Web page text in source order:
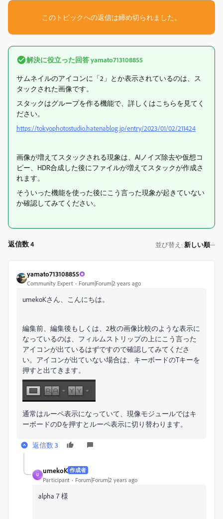
このトピックへの返信は締め切られました。
解決に役立った回答yamato713108855
サムネイルのアイコンに「2」とか表示されているのは、ス
タックされた画像です。
スタックはグループを作る機能で、詳しくはこちらを見てく
ださい。
https://tokyophotostudio.hatenablog.jp/entry/2023/01/02/211424
画像が増えてスタックされる現象は、AIノイズ除去や仮想コ
ピー、HDR合成した後にファイルが増えてスタックが作成さ
れます。
そういった機能を使った後にこう言った現象が起きていない
か確認してみてください。
返信数 4 並び替え : 新しい順
yamato713108855
Community Expert Forum|Forum|2 years ago
umekoKさん、こんにちは。
編集前、編集後もしくは、2枚の画像比較のような表示に
なっているのは、フィルムストリップの上にこう言った
アイコンが出ているはずですので確認してみてくださ
い。アイコンが出ていない場合は、キーボードのTキーを
押すと出てきます。
通常はルーペ表示になっていて、現像モジュールではキ
ーボードのDを押すとルーペ表示に切り替わります。
返信数 3
U
umekoK 作成者
Participant Forum|Forum|2 years ago
alpha７様